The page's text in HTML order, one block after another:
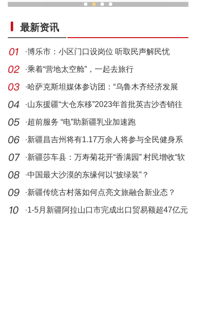
最新资讯
·博乐市：小区门口设岗位 听取民声解民忧
·乘着“营地太空舱”，一起去旅行
·哈萨克斯坦媒体参访团：“乌鲁木齐经济发展
快，市
·山东援疆“大仓东移”2023年首批英吉沙杏销往
东部
·超前服务 “电”助新疆乳业加速跑
·新疆昌吉州将有1.17万余人将参与全民健身系
列赛事
·新疆莎车县：万寿菊花开“香满园” 村民增收“软
黄
·中国最大沙漠的东缘何以“披绿装”？
·新疆传统古村落如何点亮文旅融合新业态？
·1-5月新疆阿拉山口市完成出口贸易额超47亿元